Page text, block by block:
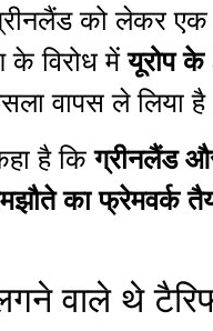
को लेकर एक
के विरोध मेंयूरोप के
वापस ले लिया
है किग्रीनलैंड
का फ्रेमवर्क
वाले थे